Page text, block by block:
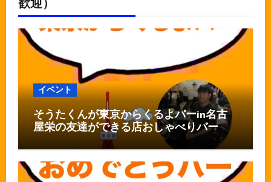
歓迎）
イベント
そうたくんが東京からくるよバーin名古
屋栄の友達ができる店おしゃべりバー